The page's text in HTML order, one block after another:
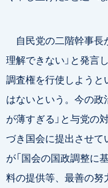
自民党の二階幹事長
理解できない」と発言
調査権を行使しよう
はないという。今の
が薄すぎる」と与党の
づき国会に提出させ
が「国会の国政調整に
料の提供等、最善の努